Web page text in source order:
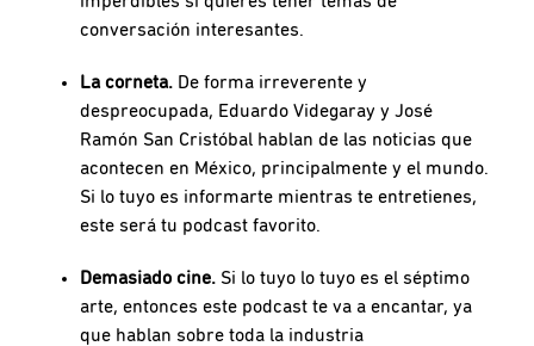
conversación interesantes.
La corneta. De forma irreverente y
despreocupada, Eduardo Videgaray y José
Ramón San Cristóbal hablan de las noticias que
acontecen en México, principalmente y el mundo.
Si lo tuyo es informarte mientras te entretienes,
este será tu podcast favorito.
Demasiado cine. Si lo tuyo lo tuyo es el séptimo
arte, entonces este podcast te va a encantar, ya
que hablan sobre toda la industria